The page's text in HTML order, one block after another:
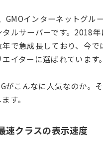
GMOインターネットグル
ルサーバーです。2018
で急成長しており、今で
イターに選ばれています。
がこんなに人気なのか。
す。
速クラスの表示速度